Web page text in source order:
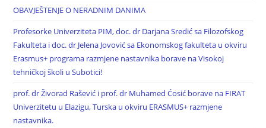
OBAVJEŠTENJE O NERADNIM DANIMA
Profesorke Univerziteta PIM, doc. dr Darjana Sredić sa Filozofskog
Fakulteta i doc. dr Jelena Jovović sa Ekonomskog fakulteta u okviru
Erasmus+ programa razmjene nastavnika borave na Visokoj
tehničkoj školi u Subotici!
prof. dr Živorad Rašević i prof. dr Muhamed Ćosić borave na FIRAT
Univerzitetu u Elazigu, Turska u okviru ERASMUS+ razmjene
nastavnika.